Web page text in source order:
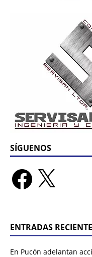
SÍGUENOS
ENTRADAS
En Pucón adelantan